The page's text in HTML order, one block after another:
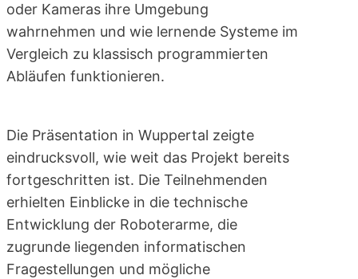
oder Kameras ihre Umgebung
wahrnehmen und wie lernende Systeme im
Vergleich zu klassisch programmierten
Abläufen funktionieren.
Die Präsentation in Wuppertal zeigte
eindrucksvoll, wie weit das Projekt bereits
fortgeschritten ist. Die Teilnehmenden
erhielten Einblicke in die technische
Entwicklung der Roboterarme, die
zugrunde liegenden informatischen
Fragestellungen und mögliche